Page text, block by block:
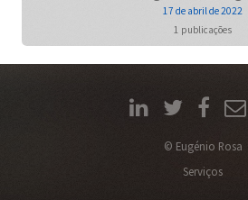
17 de abril de 2022
1 publicações
© Eugénio Rosa
Serviços